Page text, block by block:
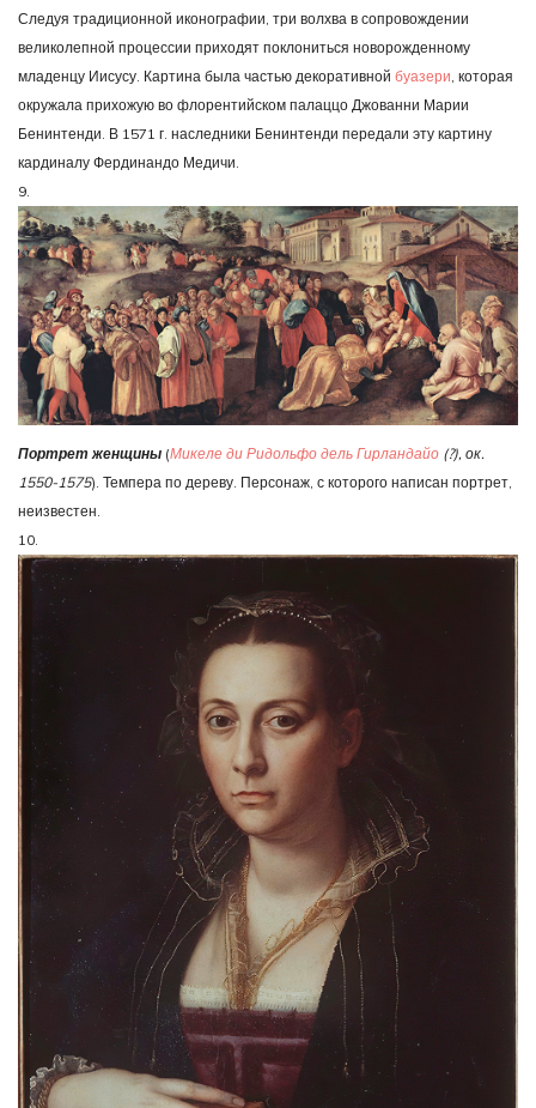
Следуя традиционной иконографии, три волхва в сопровождении
великолепной процессии приходят поклониться новорожденному
младенцу Иисусу. Картина была частью декоративной буазери , которая
окружала прихожую во флорентийском палаццо Джованни Марии
Бенинтенди. В 1571 г. наследники Бенинтенди передали эту картину
кардиналу Фердинандо Медичи.
9.
Портрет женщины (Микеле ди Ридольфо дель Гирландайо (?), ок.
1550-1575). Темпера по дереву. Персонаж, с которого написан портрет,
неизвестен.
10.